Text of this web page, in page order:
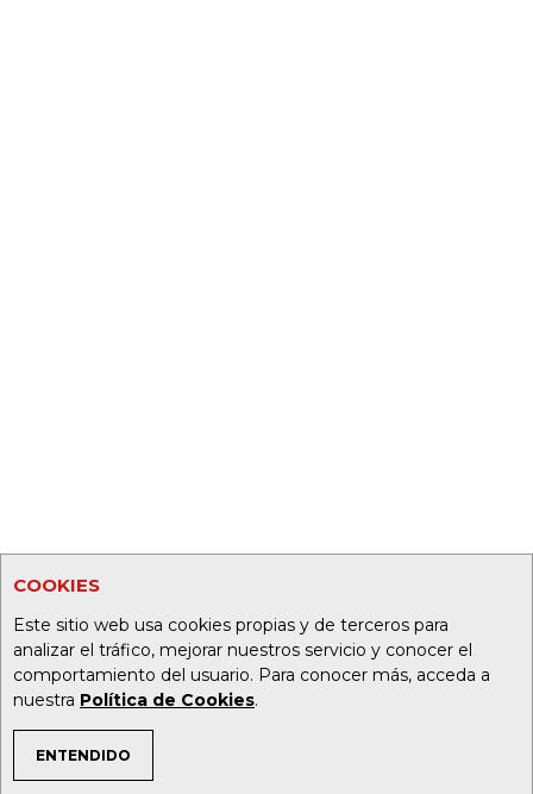
COOKIES
Este sitio web usa cookies propias y de terceros para
analizar el tráfico, mejorar nuestros servicio y conocer el
comportamiento del usuario. Para conocer más, acceda a
nuestra Política de Cookies.
ENTENDIDO
TEMAS DE INTERÉS